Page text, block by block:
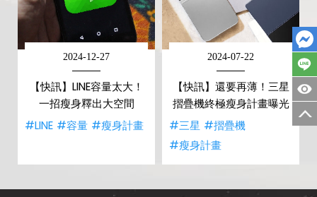
2024-12-27
【快訊】LINE容量太大！
一招瘦身釋出大空間
#LINE #容量 #瘦身計畫
2024-07-22
【快訊】還要再薄！三星
摺疊機終極瘦身計畫曝光
#三星 #摺疊機
#瘦身計畫